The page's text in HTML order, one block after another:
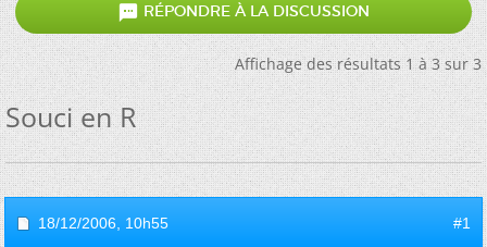
 RÉPONDRE À LA DISCUSSION
Affichage des résultats 1 à 3 sur 3
Souci en R
18/12/2006, 10h55 #1